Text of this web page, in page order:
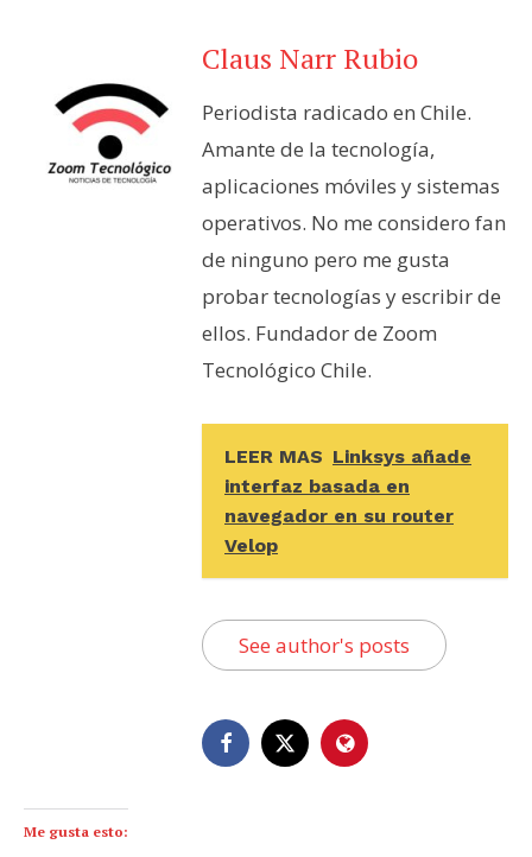
Claus Narr Rubio
Periodista radicado en Chile.
Amante de la tecnología,
aplicaciones móviles y sistemas
operativos. No me considero fan
de ninguno pero me gusta
probar tecnologías y escribir de
ellos. Fundador de Zoom
Tecnológico Chile.
LEER MAS Linksys añade
interfaz basada en
navegador en su router
Velop
See author's posts
Me gusta esto: